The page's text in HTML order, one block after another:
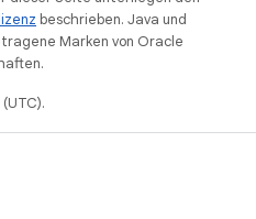
beschrieben. Java und
Marken von Oracle